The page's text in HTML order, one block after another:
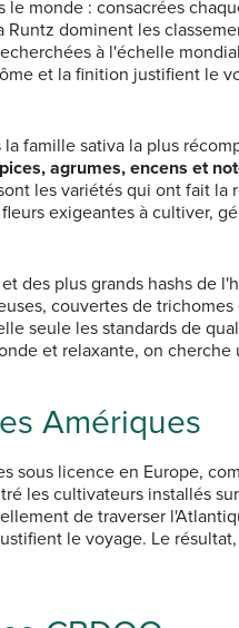
monde : consacrées
dominent les
à l'échelle
et la finition justifient le
famille sativa la plus
agrumes, encens et
les variétés qui ont fait la
exigeantes à cultiver,
des plus grands hashs de
couvertes de trichomes
seule les standards de
et relaxante, on cherche
Amériques
sous licence en Europe,
les cultivateurs installés
de traverser
le voyage. Le